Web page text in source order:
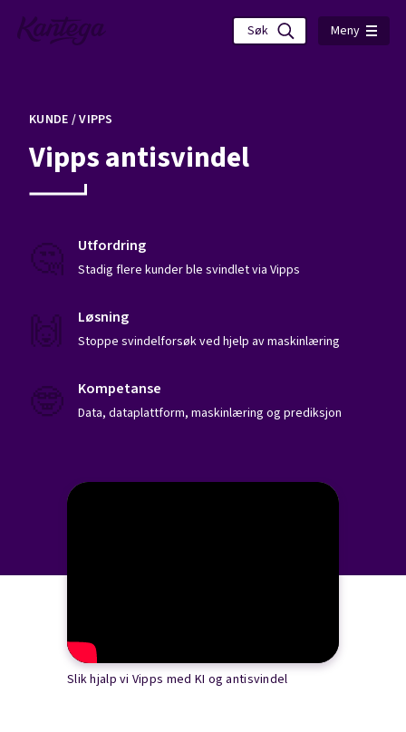
Meny
KUNDE /VIPPS
Vipps antisvindel
🤔 Utfordring
Stadig flere kunder ble svindlet via Vipps
🙌 Løsning
Stoppe svindelforsøk ved hjelp av maskinlæring
🤓 Kompetanse
Data, dataplattform, maskinlæring og prediksjon
Slik hjalp vi Vipps med KI og antisvindel